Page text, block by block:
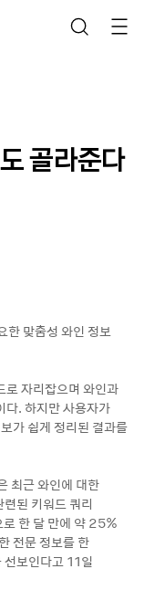
골라준다
한 맞춤성 와인 정보
자리잡으며 와인과
다. 하지만 사용자가
가 쉽게 정리된 결과를
근 와인에 대한
된 키워드 쿼리
한 달 만에 약 25%
전문 정보를 한
선보인다고 11일